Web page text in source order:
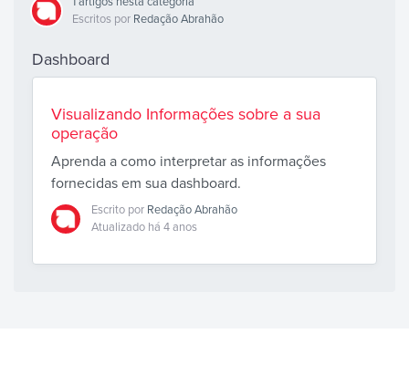
Escritos por Redação Abrahão
Dashboard
Visualizando Informações sobre a sua
operação
Aprenda a como interpretar as informações
fornecidas em sua dashboard.
Escrito por Redação Abrahão
Atualizado há 4 anos